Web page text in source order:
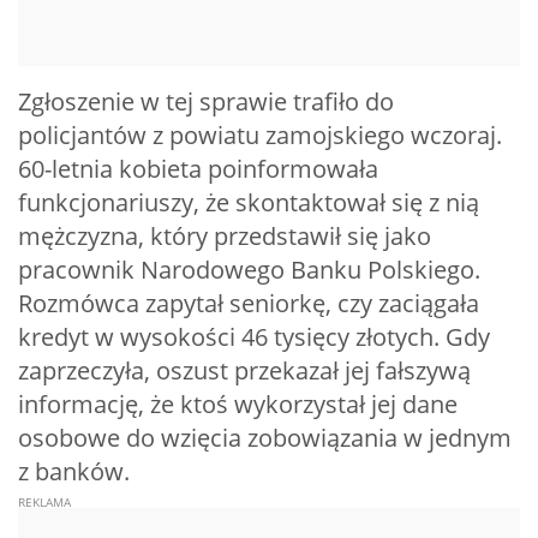
Zgłoszenie w tej sprawie trafiło do
policjantów z powiatu zamojskiego wczoraj.
60-letnia kobieta poinformowała
funkcjonariuszy, że skontaktował się z nią
mężczyzna, który przedstawił się jako
pracownik Narodowego Banku Polskiego.
Rozmówca zapytał seniorkę, czy zaciągała
kredyt w wysokości 46 tysięcy złotych. Gdy
zaprzeczyła, oszust przekazał jej fałszywą
informację, że ktoś wykorzystał jej dane
osobowe do wzięcia zobowiązania w jednym
z banków.